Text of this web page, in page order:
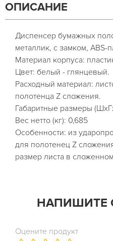
ОПИСАНИЕ
Диспенсер бумажных
металлик, с замком, ABS-
Материал корпуса:
Цвет: белый - глянцевый.
Расходный материал:
полотенца Z сложения.
Габаритные размеры
Вес нетто (кг): 0,685
Особенности: из
для полотенец Z
размер листа в
НАПИШИТЕ
Оцените продукт